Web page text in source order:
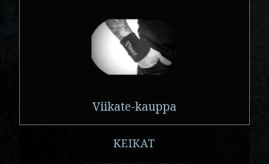
Viikate-kauppa
KEIKAT